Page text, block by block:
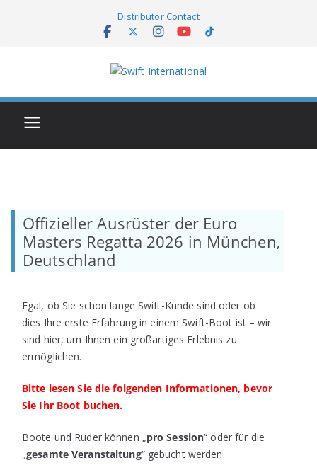
Distributor Contact
Offizieller Ausrüster der Euro
Masters Regatta 2026 in München,
Deutschland
Egal, ob Sie schon lange Swift-Kunde sind oder ob
dies Ihre erste Erfahrung in einem Swift-Boot ist – wir
sind hier, um Ihnen ein großartiges Erlebnis zu
ermöglichen.
Bitte lesen Sie die folgenden Informationen, bevor
Sie Ihr Boot buchen.
Boote und Ruder können „pro Session“ oder für die
„gesamte Veranstaltung“ gebucht werden.